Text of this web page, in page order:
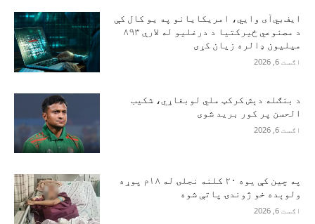
ایف‌بي‌آی وايي، امریکایانو په یو کال کې
د مصنوعي ځیرکتیا د درغلیو له لارې ۸۹۳
میلیون ډالره زیان کړی
اګست 6, 2026
د بنګله دېش کرکټ ملي لوبغاړي، شکیب
الحسن پر کور برید شوی
اګست 6, 2026
په چین کې یوه ۲۰ کلنه نجلۍ له ۱۸م پوړه
ولوېده خو ژوندۍ پاتې شوه
اګست 6, 2026